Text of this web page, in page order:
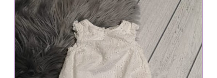
IN DEN WARENKORB / DETAILS